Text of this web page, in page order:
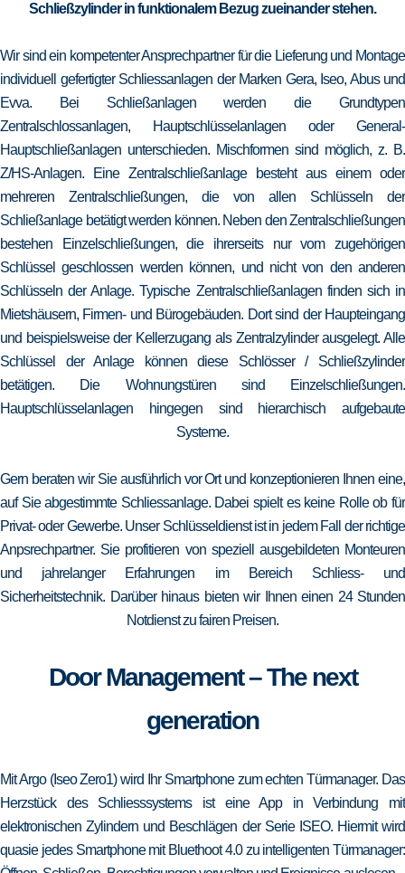
Schließzylinder in funktionalem Bezug zueinander stehen.
Wir sind ein kompetenter Ansprechpartner für die Lieferung und Montage
individuell gefertigter Schliessanlagen der Marken Gera, Iseo, Abus und
Evva. Bei Schließanlagen werden die Grundtypen
Zentralschlossanlagen, Hauptschlüsselanlagen oder General-
Hauptschließanlagen unterschieden. Mischformen sind möglich, z. B.
Z/HS-Anlagen. Eine Zentralschließanlage besteht aus einem oder
mehreren Zentralschließungen, die von allen Schlüsseln der
Schließanlage betätigt werden können. Neben den Zentralschließungen
bestehen Einzelschließungen, die ihrerseits nur vom zugehörigen
Schlüssel geschlossen werden können, und nicht von den anderen
Schlüsseln der Anlage. Typische Zentralschließanlagen finden sich in
Mietshäusern, Firmen- und Bürogebäuden. Dort sind der Haupteingang
und beispielsweise der Kellerzugang als Zentralzylinder ausgelegt. Alle
Schlüssel der Anlage können diese Schlösser / Schließzylinder
betätigen. Die Wohnungstüren sind Einzelschließungen.
Hauptschlüsselanlagen hingegen sind hierarchisch aufgebaute
Systeme.
Gern beraten wir Sie ausführlich vor Ort und konzeptionieren Ihnen eine,
auf Sie abgestimmte Schliessanlage. Dabei spielt es keine Rolle ob für
Privat- oder Gewerbe. Unser Schlüsseldienst ist in jedem Fall der richtige
Anpsrechpartner. Sie profitieren von speziell ausgebildeten Monteuren
und jahrelanger Erfahrungen im Bereich Schliess- und
Sicherheitstechnik. Darüber hinaus bieten wir Ihnen einen 24 Stunden
Notdienst zu fairen Preisen.
Door Management – The next
generation
Mit Argo (Iseo Zero1) wird Ihr Smartphone zum echten Türmanager. Das
Herzstück des Schliesssystems ist eine App in Verbindung mit
elektronischen Zylindern und Beschlägen der Serie ISEO. Hiermit wird
quasie jedes Smartphone mit Bluethoot 4.0 zu intelligenten Türmanager: